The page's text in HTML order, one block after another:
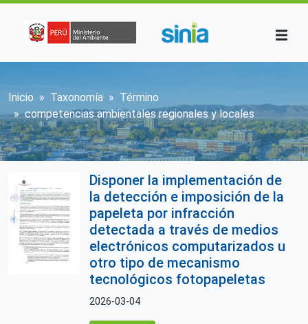
Sobrescribir enlaces de ayuda a la
Inicio Taxonomía
Término
competencias ambientales regionales y locales
Disponer la implementación de
la detección e imposición de la
papeleta por infracción
detectada a través de medios
electrónicos computarizados u
otro tipo de mecanismo
tecnológicos fotopapeletas
2026-03-04